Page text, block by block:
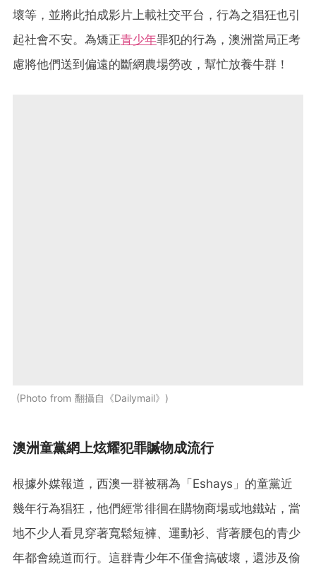
壞等，並將此拍成影片上載社交平台，行為之猖狂也引
起社會不安。為矯正青少年罪犯的行為，澳洲當局正考
慮將他們送到偏遠的斷網農場勞改，幫忙放養牛群！
Photo from 翻攝自《Dailymail》
澳洲童黨網上炫耀犯罪贓物成流行
根據外媒報道，西澳一群被稱為「Eshays」的童黨近
幾年行為猖狂，他們經常徘徊在購物商場或地鐵站，當
地不少人看見穿著寬鬆短褲、運動衫、背著腰包的青少
年都會繞道而行。這群青少年不僅會搞破壞，還涉及偷